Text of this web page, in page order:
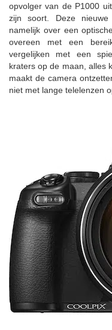
opvolger van de P1000
zijn soort. Deze
namelijk over een
overeen met een
vergelijken met een
kraters op de maan, alles
maakt de camera
niet met lange telelenzen